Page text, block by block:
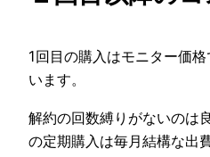
1回目の購入はモニター価
います。
解約の回数縛りがないのは
の定期購入は毎月結構な出